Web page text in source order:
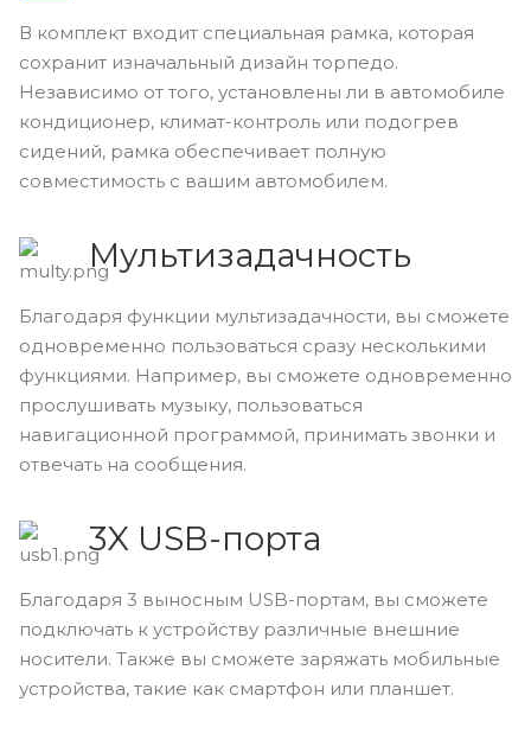
В комплект входит специальная рамка, которая
сохранит изначальный дизайн торпедо.
Независимо от того, установлены ли в автомобиле
кондиционер, климат-контроль или подогрев
сидений, рамка обеспечивает полную
совместимость с вашим автомобилем.
Мультизадачность
Благодаря функции мультизадачности, вы сможете
одновременно пользоваться сразу несколькими
функциями. Например, вы сможете одновременно
прослушивать музыку, пользоваться
навигационной программой, принимать звонки и
отвечать на сообщения.
3X USB-порта
Благодаря 3 выносным USB-портам, вы сможете
подключать к устройству различные внешние
носители. Также вы сможете заряжать мобильные
устройства, такие как смартфон или планшет.